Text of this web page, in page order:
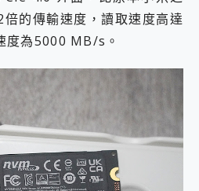
的傳輸速度，讀取速度高達
為5000 MB/s。